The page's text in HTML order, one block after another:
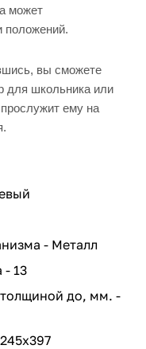
может
положений.
вы сможете
для школьника или
ему на
- Металл
- 13
до, мм. -